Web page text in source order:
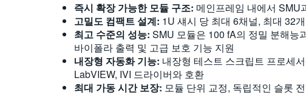
즉시 확장 가능한 모듈 구조: 메인프레임 내에서 SMU
고밀도 컴팩트 설계: 1U 섀시 당 최대 6채널, 최대 32
최고 수준의 성능: SMU 모듈은 100 fA의 정밀 분해능
바이폴라 출력 및 고급 보호 기능 지원
내장형 자동화 기능: 내장형 테스트 스크립트 프로세
LabVIEW, IVI 드라이버와 호환
최대 가동 시간 보장: 모듈 단위 교정, 독립적인 슬롯